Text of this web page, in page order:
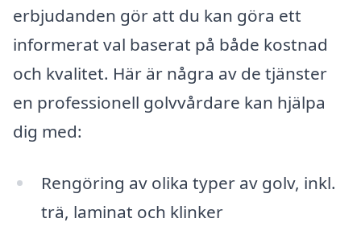
erbjudanden gör att du kan göra ett
informerat val baserat på både kostnad
och kvalitet. Här är några av de tjänster
en professionell golvvårdare kan hjälpa
dig med:
Rengöring av olika typer av golv, inkl.
trä, laminat och klinker